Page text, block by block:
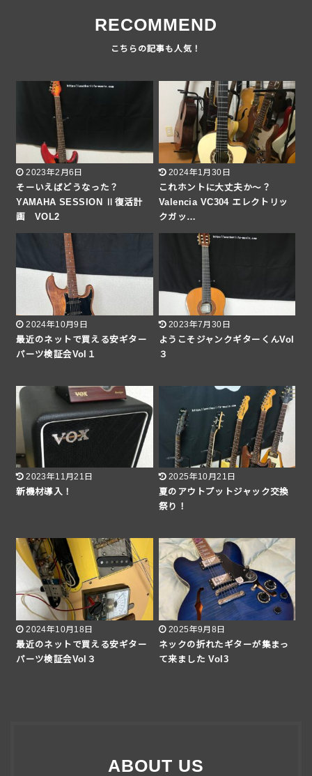
RECOMMEND
2023年2月6日
そーいえばどうなった？
YAMAHA SESSION Ⅱ復活計
画 VOL2
2024年1月30日
これホントに大丈夫か〜？
Valencia VC304 エレクトリッ
クガッ…
2024年10月9日
最近のネットで買える安ギター
パーツ検証会Vol１
2023年7月30日
ようこそジャンクギターくんVol
３
2023年11月21日
新機材導入！
2025年10月21日
夏のアウトプットジャック交換
祭り！
2024年10月18日
最近のネットで買える安ギター
パーツ検証会Vol３
2025年9月8日
ネックの折れたギターが集まっ
て来ました Vol3
ABOUT US